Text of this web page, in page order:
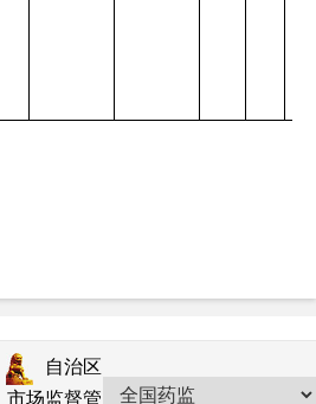
自治区
市场监督管